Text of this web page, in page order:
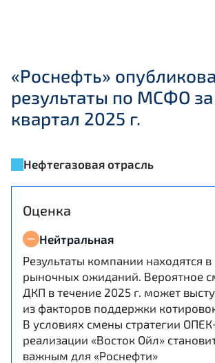
«Роснефть»
результаты по МСФО
квартал 2025 г.
Нефтегазовая отрасль
Оценка
Нейтральная
Результаты компании находятся
рыночных ожиданий. Вероятное
ДКП в течение 2025 г. может
из факторов поддержки
В условиях смены стратегии
реализации «Восток Ойл»
важным для «Роснефти»